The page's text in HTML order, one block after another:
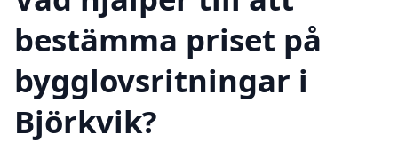
bestämma priset på
bygglovsritningar i
Björkvik?